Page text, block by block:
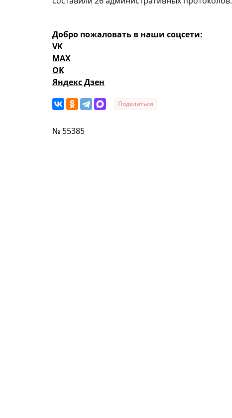
Добро пожаловать в наши соцсети:
VK
MAX
OK
Яндекс Дзен
Поделиться
№ 55385